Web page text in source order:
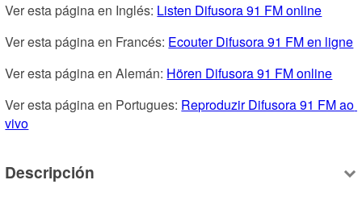
Ver esta página en Inglés: Listen Difusora 91 FM online
Ver esta página en Francés: Ecouter Difusora 91 FM en ligne
Ver esta página en Alemán: Hören Difusora 91 FM online
Ver esta página en Portugues: Reproduzir Difusora 91 FM ao
vivo
Descripción